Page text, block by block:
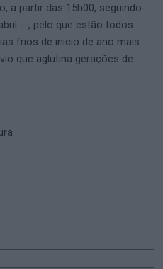
a partir das 15h00, seguindo-
--, pelo que estão todos
frios de início de ano mais
que aglutina gerações de